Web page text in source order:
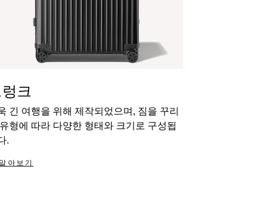
크
긴 여행을 위해 제작되었으며, 짐을 꾸리
형에 따라 다양한 형태와 크기로 구성됩
.
아보기